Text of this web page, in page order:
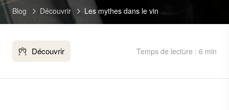
Blog Découvrir Les mythes dans le vin
Découvrir Temps de lecture : 6 min